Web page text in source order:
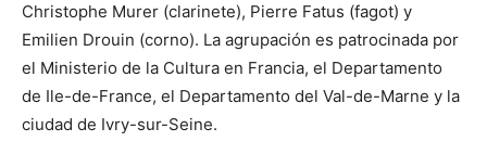
Christophe Murer (clarinete), Pierre Fatus (fagot) y
Emilien Drouin (corno). La agrupación es patrocinada por
el Ministerio de la Cultura en Francia, el Departamento
de Ile-de-France, el Departamento del Val-de-Marne y la
ciudad de Ivry-sur-Seine.